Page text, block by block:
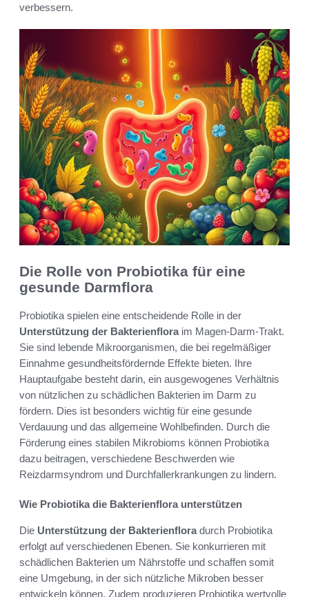
verbessern.
Die Rolle von Probiotika für eine
gesunde Darmflora
Probiotika spielen eine entscheidende Rolle in der
Unterstützung der Bakterienfloraim Magen-Darm-Trakt.
Sie sind lebende Mikroorganismen, die bei regelmäßiger
Einnahme gesundheitsfördernde Effekte bieten. Ihre
Hauptaufgabe besteht darin, ein ausgewogenes Verhältnis
von nützlichen zu schädlichen Bakterien im Darm zu
fördern. Dies ist besonders wichtig für eine gesunde
Verdauung und das allgemeine Wohlbefinden. Durch die
Förderung eines stabilen Mikrobioms können Probiotika
dazu beitragen, verschiedene Beschwerden wie
Reizdarmsyndrom und Durchfallerkrankungen zu lindern.
Wie Probiotika die Bakterienflora unterstützen
Die Unterstützung der Bakterienfloradurch Probiotika
erfolgt auf verschiedenen Ebenen. Sie konkurrieren mit
schädlichen Bakterien um Nährstoffe und schaffen somit
eine Umgebung, in der sich nützliche Mikroben besser
entwickeln können. Zudem produzieren Probiotika wertvolle